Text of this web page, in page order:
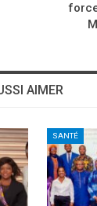
AIMER
SANTÉ